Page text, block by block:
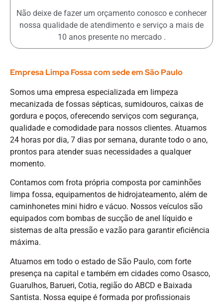
Não deixe de fazer um orçamento conosco e conhecer
nossa qualidade de atendimento e serviço a mais de
10 anos presente no mercado .
Empresa Limpa Fossa com sede em São Paulo
Somos uma empresa especializada em limpeza
mecanizada de fossas sépticas, sumidouros, caixas de
gordura e poços, oferecendo serviços com segurança,
qualidade e comodidade para nossos clientes. Atuamos
24 horas por dia, 7 dias por semana, durante todo o ano,
prontos para atender suas necessidades a qualquer
momento.
Contamos com frota própria composta por caminhões
limpa fossa, equipamentos de hidrojateamento, além de
caminhonetes mini hidro e vácuo. Nossos veículos são
equipados com bombas de sucção de anel líquido e
sistemas de alta pressão e vazão para garantir eficiência
máxima.
Atuamos em todo o estado de São Paulo, com forte
presença na capital e também em cidades como Osasco,
Guarulhos, Barueri, Cotia, região do ABCD e Baixada
Santista. Nossa equipe é formada por profissionais